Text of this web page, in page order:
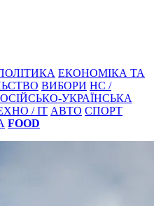
ЕКОНОМІКА ТА
ВИБОРИ НС /
УКРАЇНСЬКА
/ IT АВТО СПОРТ
FOOD